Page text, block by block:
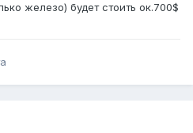
железо) будет стоить ок.700$